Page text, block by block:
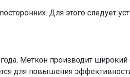
Для этого следует
Меткон производит
для повышения